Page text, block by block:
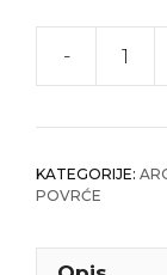
-
KATEGORIJE:
POVRĆE